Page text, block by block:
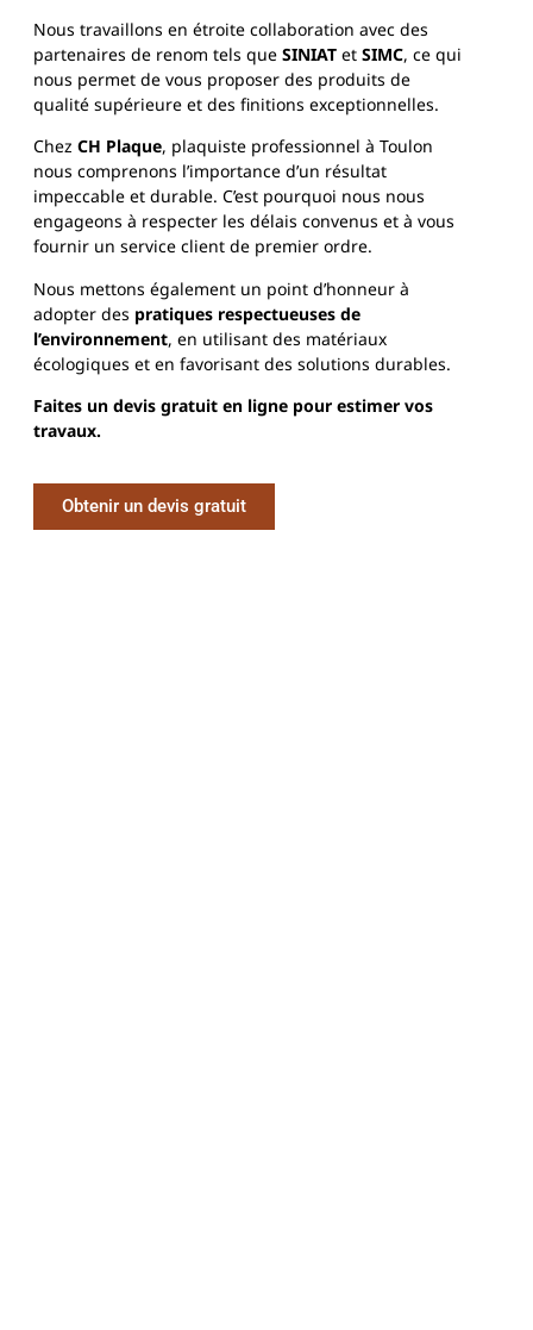
Nous travaillons en étroite collaboration avec des
partenaires de renom tels que SINIAT et SIMC, ce qui
nous permet de vous proposer des produits de
qualité supérieure et des finitions exceptionnelles.
Chez CH Plaque, plaquiste professionnel à Toulon
nous comprenons l’importance d’un résultat
impeccable et durable. C’est pourquoi nous nous
engageons à respecter les délais convenus et à vous
fournir un service client de premier ordre.
Nous mettons également un point d’honneur à
adopter des pratiques respectueuses de
l’environnement, en utilisant des matériaux
écologiques et en favorisant des solutions durables.
Faites un devis gratuit en ligne pour estimer vos
travaux.
Obtenir un devis gratuit